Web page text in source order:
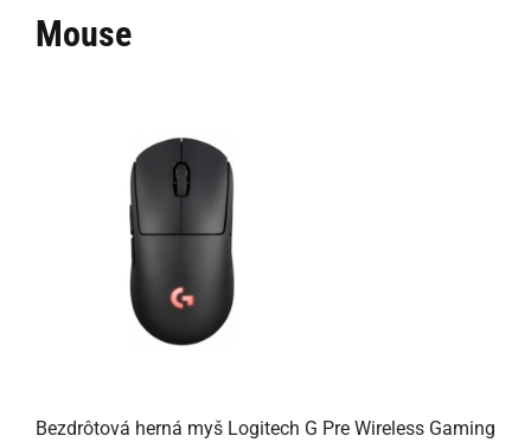
Mouse
Bezdrôtová herná myš Logitech G Pre Wireless Gaming